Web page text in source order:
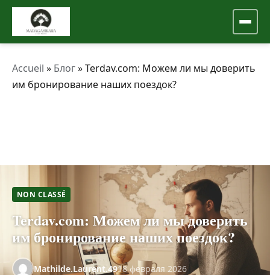
Accueil » Блог»Terdav.com: Можем ли мы доверить
им бронирование наших поездок?
NON CLASSÉ
Terdav.com: Можем ли мы доверить
им бронирование наших поездок?
Mathilde.Laurent.4918 февраля 2026